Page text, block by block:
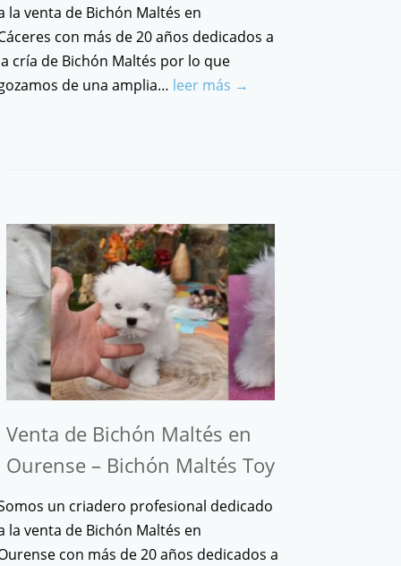
la venta de Bichón Maltés en
con más de 20 años dedicados a
cría de Bichón Maltés por lo que
de una amplia… leer más →
Venta de Bichón Maltés en
Ourense – Bichón Maltés Toy
un criadero profesional dedicado
la venta de Bichón Maltés en
con más de 20 años dedicados a